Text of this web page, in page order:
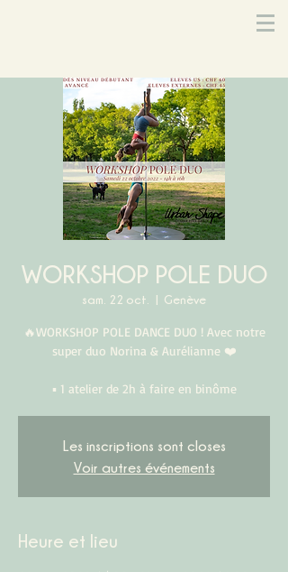
WORKSHOP POLE DUO
sam. 22 oct.
  |
Genève
🔥WORKSHOP POLE DANCE DUO ! Avec notre
super duo Norina & Aurélianne ❤️
▪ 1 atelier de 2h à faire en binôme
Les inscriptions sont closes
Voir autres événements
Heure et lieu